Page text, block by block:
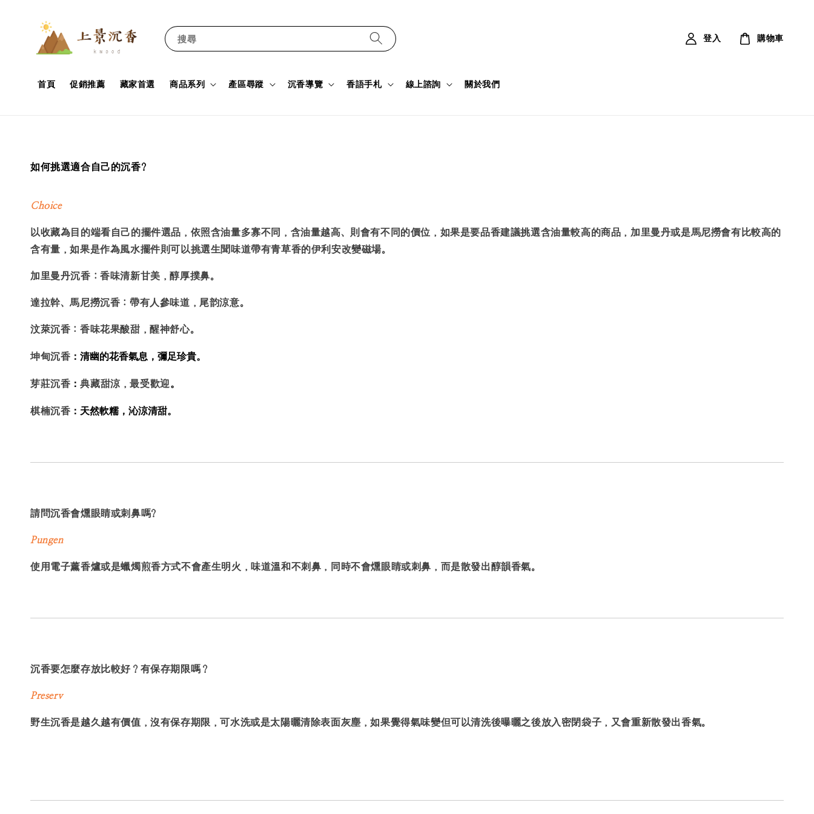
搜尋
首頁 促銷推薦 藏家首選 商品系列 產區尋蹤 沉香導覽 香語手札 線上諮詢 關於我們
登入 購物車
如何挑選適合自己的沉香?
Choice
以收藏為目的端看自己的擺件選品，依照含油量多寡不同，含油量越高、則會有不同的價位，如果是要品香建議挑選含油量較高的商品，加里曼丹或是馬尼撈會有比較高的
含有量，如果是作為風水擺件則可以挑選生聞味道帶有青草香的伊利安改變磁場。
加里曼丹沉香：香味清新甘美，醇厚撲鼻。
達拉幹、馬尼撈沉香 ：帶有人參味道 ，尾韵涼意。
汶萊沉香： 香味花果酸甜，醒神舒心。
坤甸沉香 ：清幽的花香氣息，彌足珍貴。
芽莊沉香 ：典藏甜涼，最受歡迎。
棋楠沉香 ：天然軟糯，沁涼清甜。
請問沉香會燻眼睛或刺鼻嗎?
Pungen
使用電子薰香爐或是蠟燭煎香方式不會產生明火，味道溫和不刺鼻，同時不會燻眼睛或刺鼻，而是散發出醇韻香氣。
沉香要怎麼存放比較好？有保存期限嗎？
Preserv
野生沉香是越久越有價值，沒有保存期限，可水洗或是太陽曬清除表面灰塵，如果覺得氣味變但可以清洗後曝曬之後放入密閉袋子，又會重新散發出香氣。